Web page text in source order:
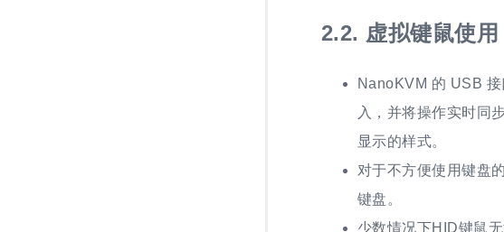
2.2. 虚拟键鼠使用
NanoKVM 的 USB
入，并将操作实时同
显示的样式。
对于不方便使用键盘
键盘。
少数情况下HID键鼠